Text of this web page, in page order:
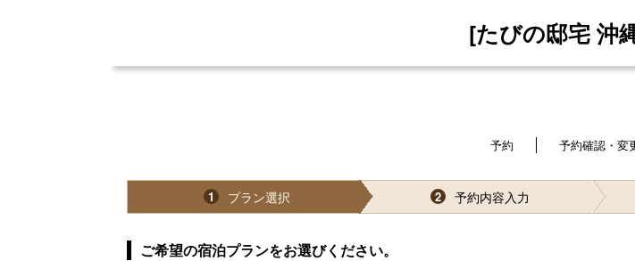
[たびの邸宅 沖
予約 予約確認・変
1 プラン選択 2 予約内容入力
ご希望の宿泊プランをお選びください。